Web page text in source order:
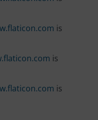
is
is
is